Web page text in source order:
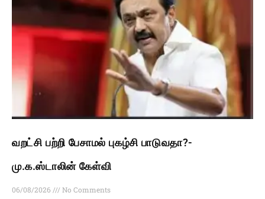
வறட்சி பற்றி பேசாமல் புகழ்சி பாடுவதா?-
மு.க.ஸ்டாலின் கேள்வி
06/08/2026
No Comments